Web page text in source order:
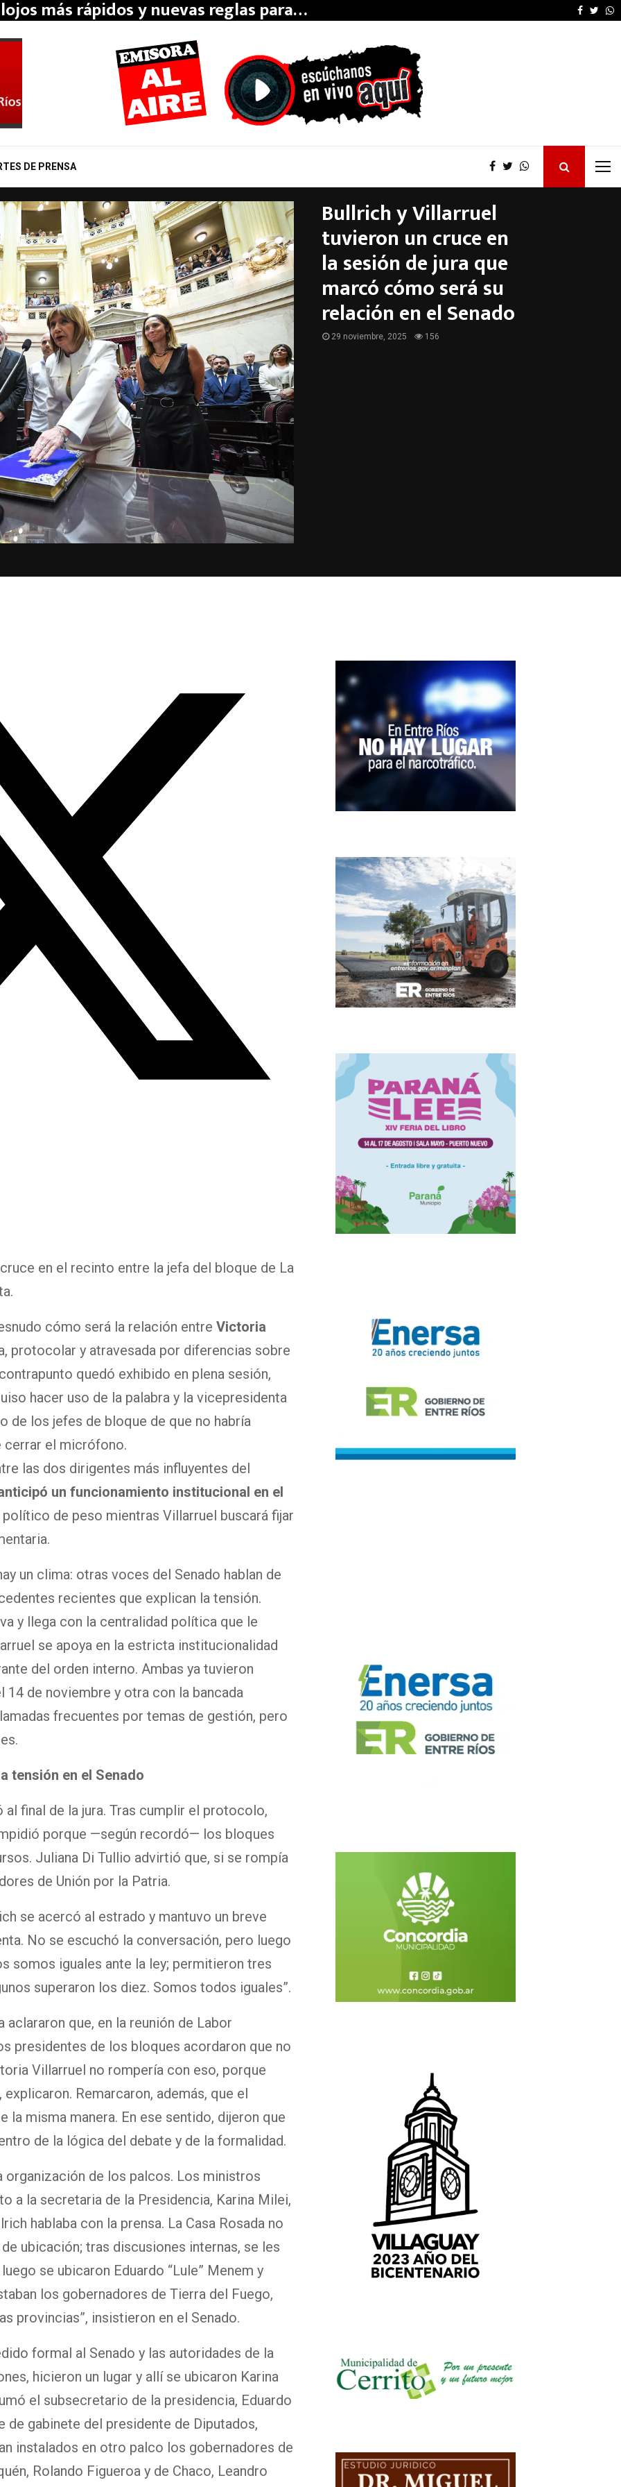
más rápidos y nuevas reglas para… Victoria Villarruel
DE PRENSA
Bullrich y Villarruel
tuvieron un cruce en
la sesión de jura que
marcó cómo será su
relación en el Senado
29 noviembre, 2025 156
en el recinto entre la jefa del bloque de La
cómo será la relación entre Victoria
protocolar y atravesada por diferencias sobre
quedó exhibido en plena sesión,
hacer uso de la palabra y la vicepresidenta
de los jefes de bloque de que no habría
cerrar el micrófono.
las dos dirigentes más influyentes del
un funcionamiento institucional en el
de peso mientras Villarruel buscará fijar
un clima: otras voces del Senado hablan de
recientes que explican la tensión.
y llega con la centralidad política que le
se apoya en la estricta institucionalidad
del orden interno. Ambas ya tuvieron
14 de noviembre y otra con la bancada
frecuentes por temas de gestión, pero
tensión en el Senado
final de la jura. Tras cumplir el protocolo,
porque —según recordó— los bloques
Juliana Di Tullio advirtió que, si se rompía
de Unión por la Patria.
se acercó al estrado y mantuvo un breve
No se escuchó la conversación, pero luego
somos iguales ante la ley; permitieron tres
superaron los diez. Somos todos iguales”.
que, en la reunión de Labor
presidentes de los bloques acordaron que no
Villarruel no rompería con eso, porque
Remarcaron, además, que el
la misma manera. En ese sentido, dijeron que
de la lógica del debate y de la formalidad.
organización de los palcos. Los ministros
a la secretaria de la Presidencia, Karina Milei,
hablaba con la prensa. La Casa Rosada no
ubicación; tras discusiones internas, se les
se ubicaron Eduardo “Lule” Menem y
los gobernadores de Tierra del Fuego,
provincias”, insistieron en el Senado.
formal al Senado y las autoridades de la
hicieron un lugar y allí se ubicaron Karina
el subsecretario de la presidencia, Eduardo
de gabinete del presidente de Diputados,
instalados en otro palco los gobernadores de
Rolando Figueroa y de Chaco, Leandro